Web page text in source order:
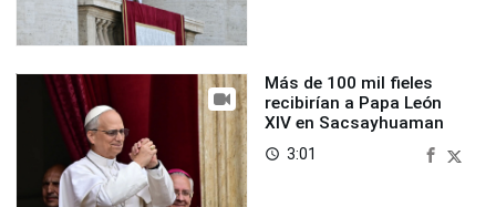
Más de 100 mil fieles
recibirían a Papa León
XIV en Sacsayhuaman
access_time 3:01